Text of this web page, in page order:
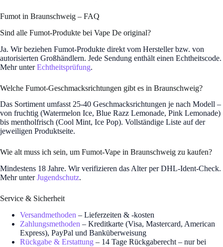
Fumot in Braunschweig – FAQ
Sind alle Fumot-Produkte bei Vape De original?
Ja. Wir beziehen Fumot-Produkte direkt vom Hersteller bzw. von
autorisierten Großhändlern. Jede Sendung enthält einen Echtheitscode.
Mehr unterEchtheitsprüfung.
Welche Fumot-Geschmacksrichtungen gibt es in Braunschweig?
Das Sortiment umfasst 25-40 Geschmacksrichtungen je nach Modell –
von fruchtig (Watermelon Ice, Blue Razz Lemonade, Pink Lemonade)
bis mentholfrisch (Cool Mint, Ice Pop). Vollständige Liste auf der
jeweiligen Produktseite.
Wie alt muss ich sein, um Fumot-Vape in Braunschweig zu kaufen?
Mindestens 18 Jahre. Wir verifizieren das Alter per DHL-Ident-Check.
Mehr unterJugendschutz.
Service & Sicherheit
Versandmethoden – Lieferzeiten & -kosten
Zahlungsmethoden – Kreditkarte (Visa, Mastercard, American
Express), PayPal und Banküberweisung
Rückgabe & Erstattung – 14 Tage Rückgaberecht – nur bei